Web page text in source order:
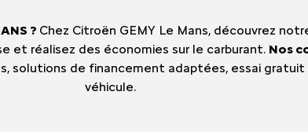
DÉCOUVREZ L'ÉLECTRIQUE
DÉCOUVREZ L'HYBRIDE
ET RÉPARATIONS
DU MOMENT
NOUS REJOINDRE
NOS ACTUALITÉS
? Chez Citroën GEMY Le Mans, découvrez
et réalisez des économies sur le carburant. Nos
solutions de financement adaptées, essai
véhicule.